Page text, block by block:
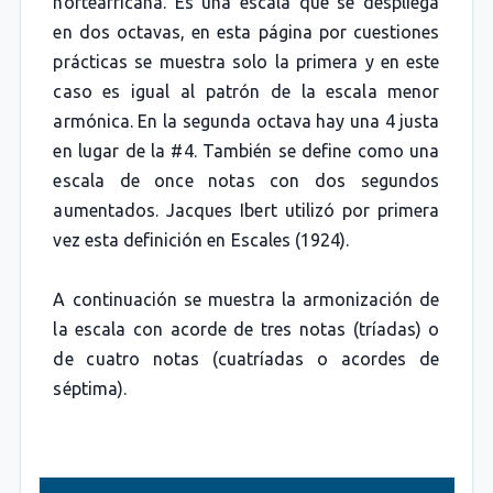
en dos octavas, en esta página por cuestiones
prácticas se muestra solo la primera y en este
caso es igual al patrón de la escala menor
armónica. En la segunda octava hay una 4 justa
en lugar de la #4. También se define como una
escala de once notas con dos segundos
aumentados. Jacques Ibert utilizó por primera
vez esta definición en Escales (1924).
A continuación se muestra la armonización de
la escala con acorde de tres notas (tríadas) o
de cuatro notas (cuatríadas o acordes de
séptima).